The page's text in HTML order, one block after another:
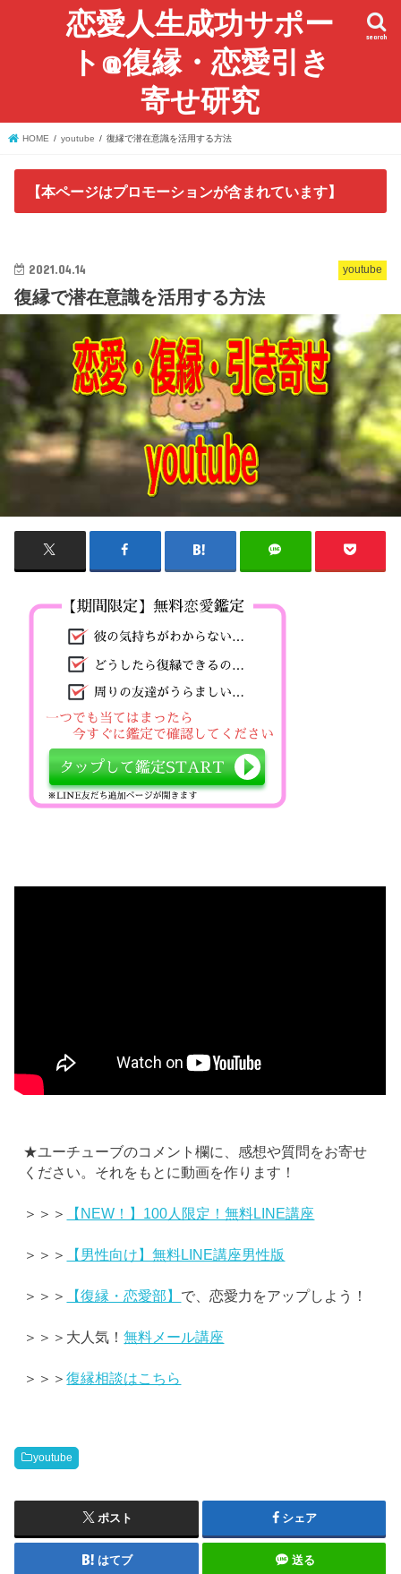
恋愛人生成功サポー
ト@復縁・恋愛引き
寄せ研究
search
HOME youtube 復縁で潜在意識を活用する方法
【本ページはプロモーションが含まれています】
youtube
2021.04.14
復縁で潜在意識を活用する方法
★ユーチューブのコメント欄に、感想や質問をお寄せ
ください。それをもとに動画を作ります！
＞＞＞ 【NEW！】100人限定！無料LINE講座
＞＞＞ 【男性向け】無料LINE講座男性版
＞＞＞ 【復縁・恋愛部】 で、恋愛力をアップしよう！
＞＞＞大人気！無料メール講座
＞＞＞復縁相談はこちら
youtube
ポスト シェア
はてブ 送る